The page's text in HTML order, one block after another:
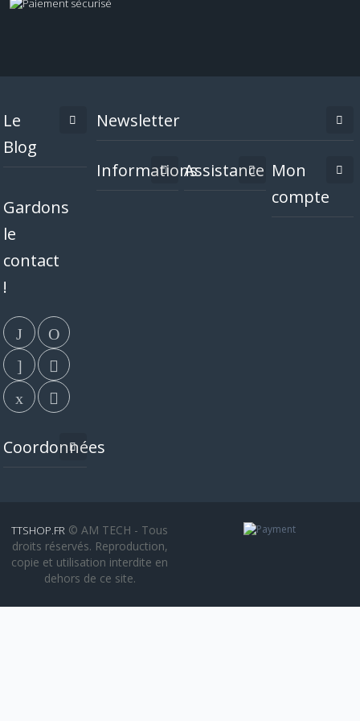
Le
Blog
Gardons
le
contact
!
Coordonnées
Newsletter
InformationsAssistance Mon
compte
TTSHOP.FR © AM TECH - Tous
droits réservés. Reproduction,
copie et utilisation interdite en
dehors de ce site.